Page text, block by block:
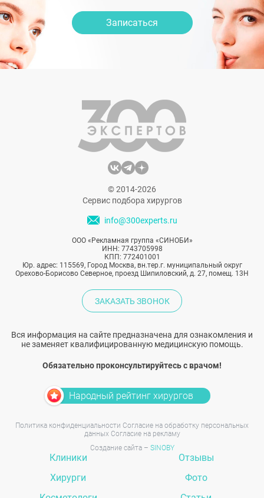
Записаться
© 2014-2026
Сервис подбора хирургов
info@300experts.ru
ООО «Рекламная группа «СИНОБИ»
ИНН: 7743705998
КПП: 772401001
Юр. адрес: 115569, Город Москва, вн.тер.г. муниципальный округ
Орехово-Борисово Северное, проезд Шипиловский, д. 27, помещ. 13Н
ЗАКАЗАТЬ ЗВОНОК
Вся информация на сайте предназначена для ознакомления и
не заменяет квалифицированную медицинскую помощь.
Обязательно проконсультируйтесь с врачом!
Народный рейтинг хирургов
Политика конфиденциальности Согласие на обработку персональных
данных Согласие на рекламу
Создание сайта – SINOBY
Клиники
Хирурги
Отзывы
Фото